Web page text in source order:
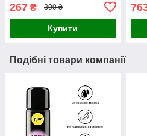
267 ₴ 300 ₴
Купити
Подібні товари компанії